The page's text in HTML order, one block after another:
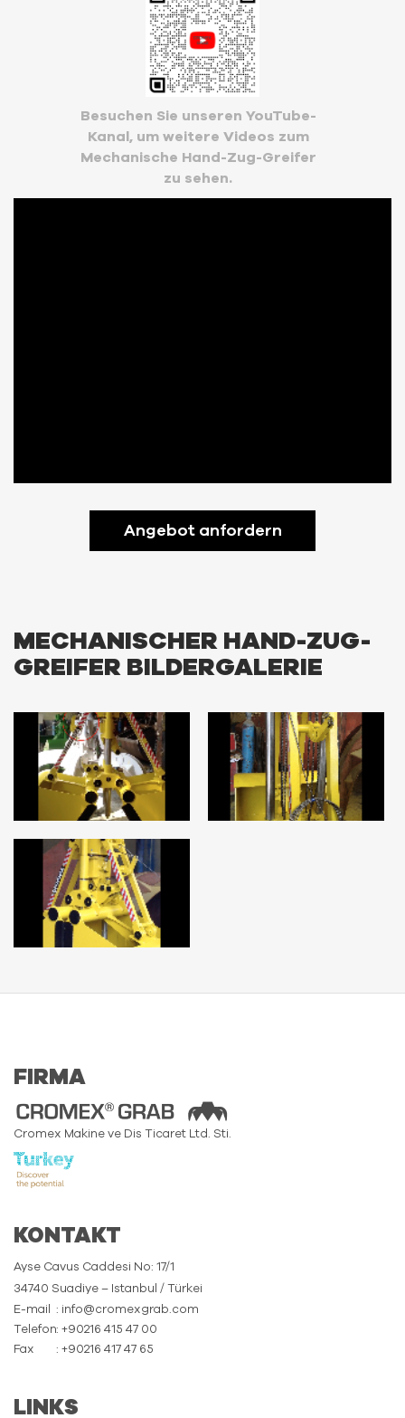
Besuchen Sie unseren YouTube-
Kanal, um weitere Videos zum
Mechanische Hand-Zug-Greifer
zu sehen.
Angebot anfordern
MECHANISCHER HAND-ZUG-
GREIFER BILDERGALERIE
FIRMA
Cromex Makine ve Dis Ticaret Ltd. Sti.
KONTAKT
Ayse Cavus Caddesi No: 17/1
34740 Suadiye – Istanbul / Türkei
E-mail
: info@cromexgrab.com
Telefon: +90216 415 47 00
Fax
: +90216 417 47 65
LINKS